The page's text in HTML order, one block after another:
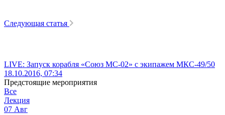
Следующая статья
LIVE: Запуск корабля «Союз МС-02» с экипажем МКС-49/50
18.10.2016, 07:34
Предстоящие мероприятия
Все
Лекция
07 Авг